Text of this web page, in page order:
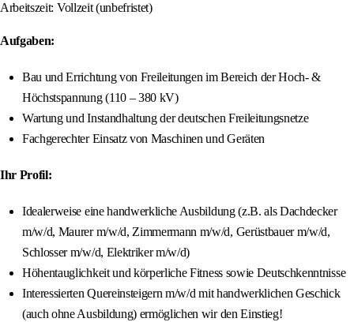
Arbeitszeit: Vollzeit (unbefristet)
Aufgaben:
Bau und Errichtung von Freileitungen im Bereich der Hoch- &
Höchstspannung (110 – 380 kV)
Wartung und Instandhaltung der deutschen Freileitungsnetze
Fachgerechter Einsatz von Maschinen und Geräten
Ihr Profil:
Idealerweise eine handwerkliche Ausbildung (z.B. als Dachdecker
m/w/d, Maurer m/w/d, Zimmermann m/w/d, Gerüstbauer m/w/d,
Schlosser m/w/d, Elektriker m/w/d)
Höhentauglichkeit und körperliche Fitness sowie Deutschkenntnisse
Interessierten Quereinsteigern m/w/d mit handwerklichen Geschick
(auch ohne Ausbildung) ermöglichen wir den Einstieg!